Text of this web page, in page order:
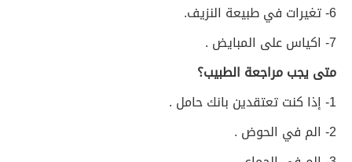
6- تغيرات في طبيعة النزيف.
7- اكياس على المبايض .
متى يجب مراجعة الطبيب؟
1- إذا كنت تعتقدين بانك حامل .
2- الم في الحوض .